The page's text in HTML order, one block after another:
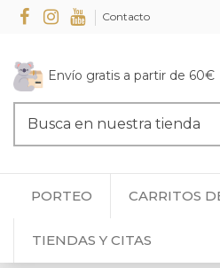
Contacto
Envío gratis a partir de 60€
PORTEO CARRITOS
TIENDAS Y CITAS